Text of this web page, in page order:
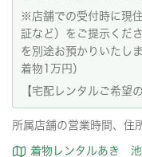
※店舗での受付時に現
証など）をご提示くだ
を別途お預かりいたし
着物1万円）
【宅配レンタルご希望
所属店舗の営業時間、住
着物レンタルあき